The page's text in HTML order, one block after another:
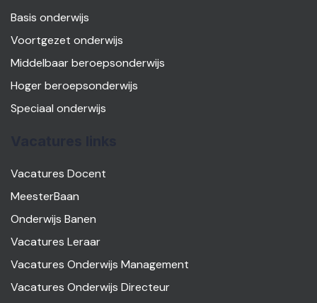
Basis onderwijs
Voortgezet onderwijs
Middelbaar beroepsonderwijs
Hoger beroepsonderwijs
Speciaal onderwijs
Vacatures Docent
MeesterBaan
Onderwijs Banen
Vacatures Leraar
Vacatures Onderwijs Management
Vacatures Onderwijs Directeur